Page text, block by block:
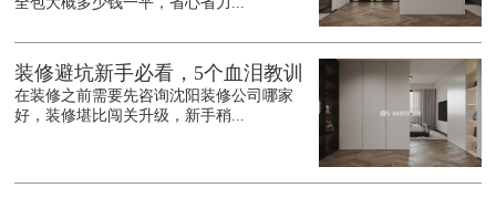
装修避坑新手必看，5个血泪教训
在装修之前需要先咨询沈阳装修公司哪家
好，装修堪比闯关升级，新手稍...